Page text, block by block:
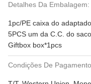
Detalhes Da Embalagem:
1pc/PE caixa do
5PCS um da C.C. do
Giftbox box*1pcs
Condições De